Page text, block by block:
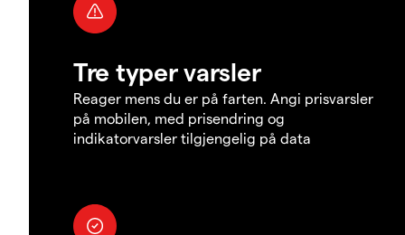
Tre typer varsler
Reager mens du er på farten. Angi prisvarsler
på mobilen, med prisendring og
indikatorvarsler tilgjengelig på data